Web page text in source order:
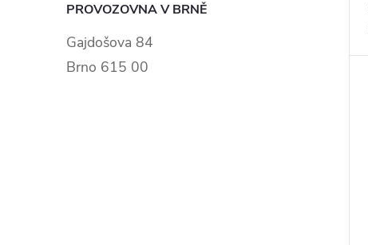
PROVOZOVNA V BRNĚ
Gajdošova 84
Brno 615 00